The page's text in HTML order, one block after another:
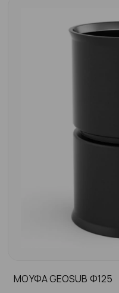
ΜΟΥΦΑ GEOSUB Φ125